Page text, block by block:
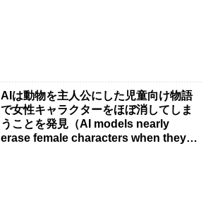
AIは動物を主人公にした児童向け物語
で女性キャラクターをほぼ消してしま
うことを発見（AI models nearly
erase female characters when they